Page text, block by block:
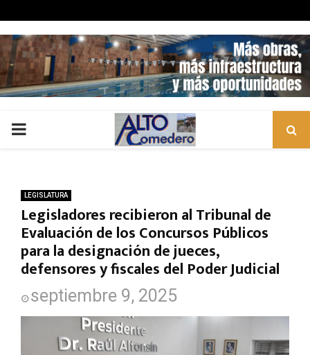
PRIMARY
LEGISLATURA
Legisladores recibieron al Tribunal de
Evaluación de los Concursos Públicos
para la designación de jueces,
defensores y fiscales del Poder Judicial
septiembre 9, 2025